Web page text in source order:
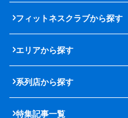
フィットネスクラブから探す
エリアから探す
系列店から探す
特集記事一覧